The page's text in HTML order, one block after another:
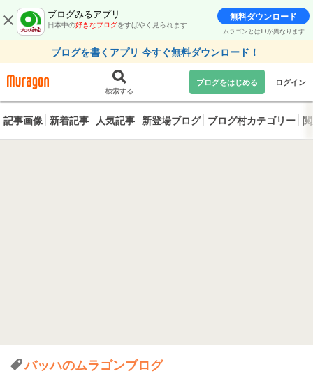
ブログみるアプリ
日本中の好きなブログをすばやく見られます
無料ダウンロード
ムラゴンとはIDが異なります
ブログを書くアプリ 今すぐ無料ダウンロード！
検索する
ブログをはじめる ログイン
記事画像 新着記事 人気記事 新登場ブログ ブログ村カテゴリー
バッハのムラゴンブログ